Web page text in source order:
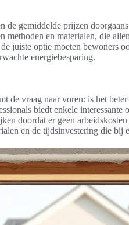
de gemiddelde prijzen
methoden en materialen, die
juiste optie moeten bewoners
energiebesparing.
de vraag naar voren: is het
biedt enkele
doordat er geen
en de tijdsinvestering die bij